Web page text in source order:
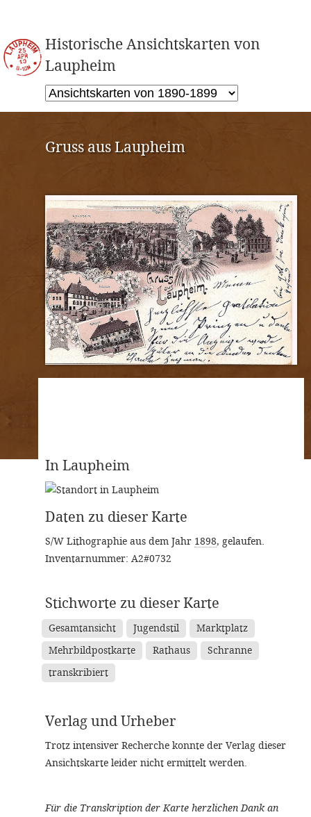
Historische Ansichtskarten von
Laupheim
Gruss aus Laupheim
In Laupheim
Vorderseite Rückseite
Daten zu dieser Karte
S/W Lithographie aus dem Jahr 1898, gelaufen.
Inventarnummer: A2#0732
Stichworte zu dieser Karte
Gesamtansicht Jugendstil Marktplatz
Mehrbildpostkarte Rathaus Schranne
transkribiert
Verlag und Urheber
Trotz intensiver Recherche konnte der Verlag dieser
Ansichtskarte leider nicht ermittelt werden.
Für die Transkription der Karte herzlichen Dank an